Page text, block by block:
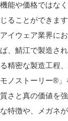
機能や価格ではな
じることができます
アイウェア業界に
ば、鯖江で製造さ
る精密な製造工程
モノストーリー®
質さと真の価値を
な特徴や、メガネ